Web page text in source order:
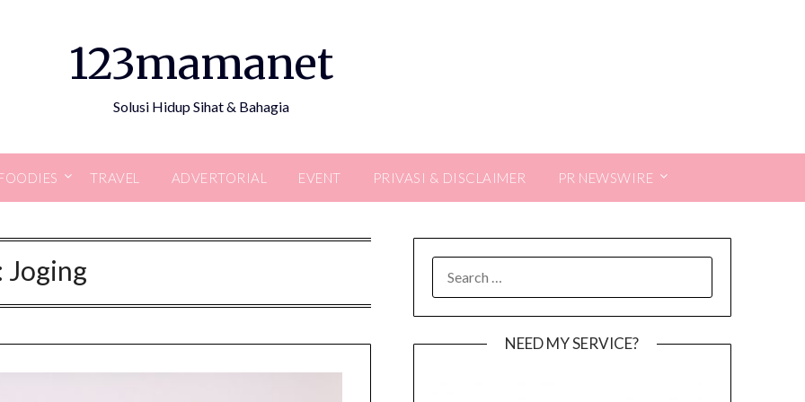
123mamanet
Solusi Hidup Sihat & Bahagia
TRAVEL ADVERTORIAL EVENT PRIVASI & DISCLAIMER PR NEWSWIRE
Joging
FOR:
NEED MY SERVICE?